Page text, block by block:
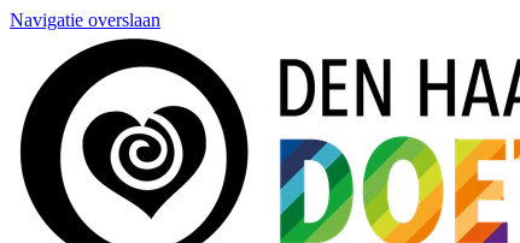
Navigatie overslaan